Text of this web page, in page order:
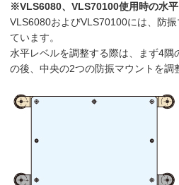
※VLS6080、VLS70100使用時の水
VLS6080およびVLS70100には、防
ています。
水平レベルを調整する際は、まず4隅
の後、中央の2つの防振マウントを調